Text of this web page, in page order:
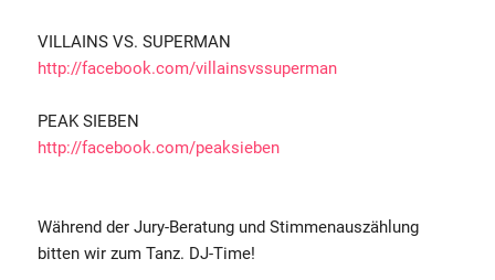
VILLAINS VS. SUPERMAN
http://facebook.com/villainsvssuperman
PEAK SIEBEN
http://facebook.com/peaksieben
Während der Jury-Beratung und Stimmenauszählung
bitten wir zum Tanz. DJ-Time!